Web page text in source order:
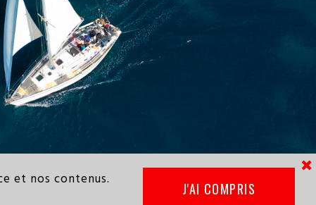
 
et nos contenus.
J'AI COMPRIS